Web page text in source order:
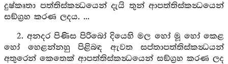
දුෂ්කෘතා පත්තිස්කන්‍ධයෙන් දැයි තුන් ආපත්තිස්කන්‍ධයෙන්
සඞ්ග්‍රහ කරණ ලදය. ...
2. අනදර පිණිස පිරිබෝ දියෙහි මල හෝ මූ හෝ කෙළ
හෝ හෙළන්නහු පිළිබඳ ඇවත සප්තාපත්තිස්කන්‍ධයන්
අතුරෙන් කෙතෙක් ආපත්තිස්කන්‍ධයෙන් සඞ්ග්‍රහ කරණ ලද